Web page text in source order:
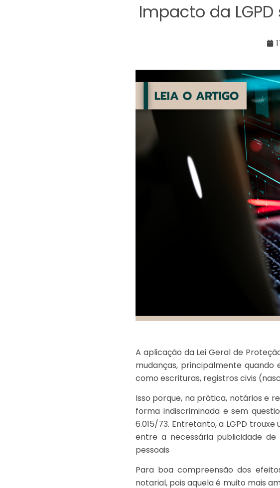
Impacto da
A aplicação da Lei Geral de
mudanças, principalmente
como escrituras, registros civis
Isso porque, na prática, notários e
forma indiscriminada e sem
6.015/73. Entretanto, a LGPD
entre a necessária publicidade
pessoais
Para boa compreensão dos
notarial, pois aquela é muito mais